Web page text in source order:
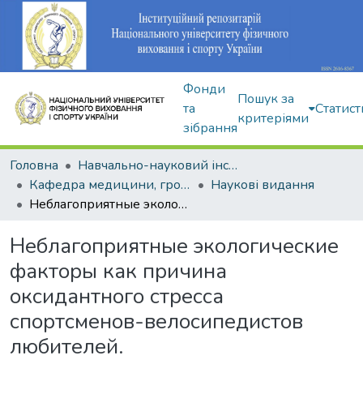
Фонди
та
зібрання
Пошук за
критеріями
Головна
Навчально-науковий інститут здоров'я, реабілітації та фізичного виховання
Кафедра медицини, громадського здоров'я та екології спорту
Наукові видання
Неблагоприятные экологические факторы как причина оксидантного стресса спортсменов-велосипедистов любителей.
Неблагоприятные экологические
факторы как причина
оксидантного стресса
спортсменов-велосипедистов
любителей.